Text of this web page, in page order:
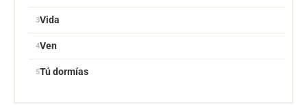
Vida
Ven
Tú dormías